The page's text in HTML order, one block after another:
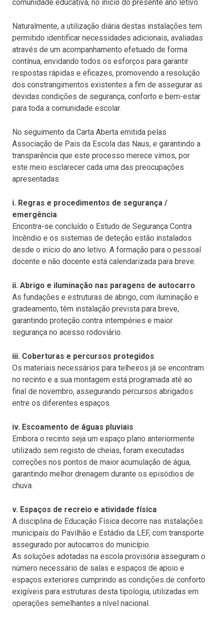
comunidade educativa, no início do presente ano letivo.
Naturalmente, a utilização diária destas instalações tem
permitido identificar necessidades adicionais, avaliadas
através de um acompanhamento efetuado de forma
contínua, envidando todos os esforços para garantir
respostas rápidas e eficazes, promovendo a resolução
dos constrangimentos existentes a fim de assegurar as
devidas condições de segurança, conforto e bem-estar
para toda a comunidade escolar.
No seguimento da Carta Aberta emitida pelas
Associação de Pais da Escola das Naus, e garantindo a
transparência que este processo merece vimos, por
este meio esclarecer cada uma das preocupações
apresentadas.
i. Regras e procedimentos de segurança /
emergência
Encontra-se concluído o Estudo de Segurança Contra
Incêndio e os sistemas de deteção estão instalados
desde o início do ano letivo. A formação para o pessoal
docente e não docente está calendarizada para breve.
ii. Abrigo e iluminação nas paragens de autocarro
As fundações e estruturas de abrigo, com iluminação e
gradeamento, têm instalação prevista para breve,
garantindo proteção contra intempéries e maior
segurança no acesso rodoviário.
iii. Coberturas e percursos protegidos
Os materiais necessários para telheiros já se encontram
no recinto e a sua montagem está programada até ao
final de novembro, assegurando percursos abrigados
entre os diferentes espaços.
iv. Escoamento de águas pluviais
Embora o recinto seja um espaço plano anteriormente
utilizado sem registo de cheias, foram executadas
correções nos pontos de maior acumulação de água,
garantindo melhor drenagem durante os episódios de
chuva.
v. Espaços de recreio e atividade física
A disciplina de Educação Física decorre nas instalações
municipais do Pavilhão e Estádio da LEF, com transporte
assegurado por autocarros do município.
As soluções adotadas na escola provisória asseguram o
número necessário de salas e espaços de apoio e
espaços exteriores cumprindo as condições de conforto
exigíveis para estruturas desta tipologia, utilizadas em
operações semelhantes a nível nacional.